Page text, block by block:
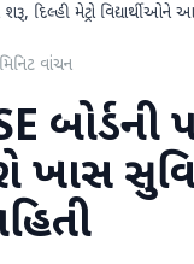
દિલ્હી મેટ્રો
મિનિટ વાંચન
ખાસ